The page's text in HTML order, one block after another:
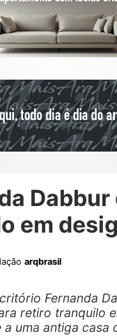
Dabbur
em
arqbrasil
Fernanda
retiro tranquilo
a uma antiga casa